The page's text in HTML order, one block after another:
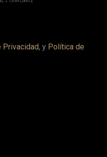
Privacidad, y Política de